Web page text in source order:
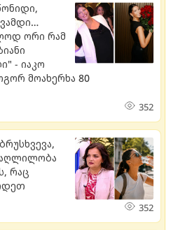
ორი რამ
- იაკო
მოახერხა 80
352
რაც
352